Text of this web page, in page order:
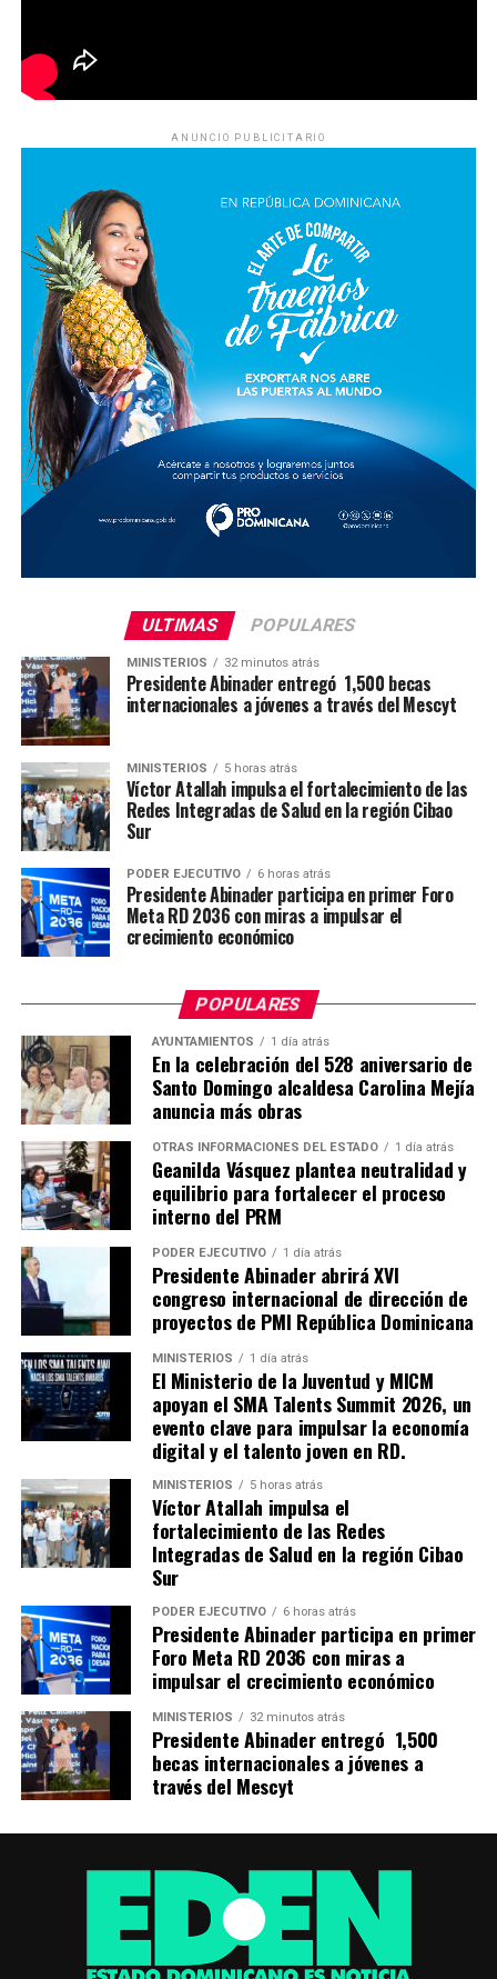
ANUNCIO PUBLICITARIO
ULTIMAS POPULARES
MINISTERIOS 32 minutos atrás
Presidente Abinader entregó 1,500 becas
internacionales a jóvenes a través del Mescyt
MINISTERIOS 5 horas atrás
Víctor Atallah impulsa el fortalecimiento de las
Redes Integradas de Salud en la región Cibao
Sur
PODER EJECUTIVO 6 horas atrás
Presidente Abinader participa en primer Foro
Meta RD 2036 con miras a impulsar el
crecimiento económico
POPULARES
AYUNTAMIENTOS 1 día atrás
En la celebración del 528 aniversario de
Santo Domingo alcaldesa Carolina Mejía
anuncia más obras
OTRAS INFORMACIONES DEL ESTADO 1 día atrás
Geanilda Vásquez plantea neutralidad y
equilibrio para fortalecer el proceso
interno del PRM
PODER EJECUTIVO 1 día atrás
Presidente Abinader abrirá XVI
congreso internacional de dirección de
proyectos de PMI República Dominicana
MINISTERIOS 1 día atrás
El Ministerio de la Juventud y MICM
apoyan el SMA Talents Summit 2026, un
evento clave para impulsar la economía
digital y el talento joven en RD.
MINISTERIOS 5 horas atrás
Víctor Atallah impulsa el
fortalecimiento de las Redes
Integradas de Salud en la región Cibao
Sur
PODER EJECUTIVO 6 horas atrás
Presidente Abinader participa en primer
Foro Meta RD 2036 con miras a
impulsar el crecimiento económico
MINISTERIOS 32 minutos atrás
Presidente Abinader entregó 1,500
becas internacionales a jóvenes a
través del Mescyt